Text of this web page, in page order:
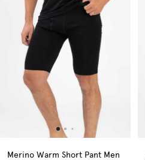
Merino Warm Short Pant Men